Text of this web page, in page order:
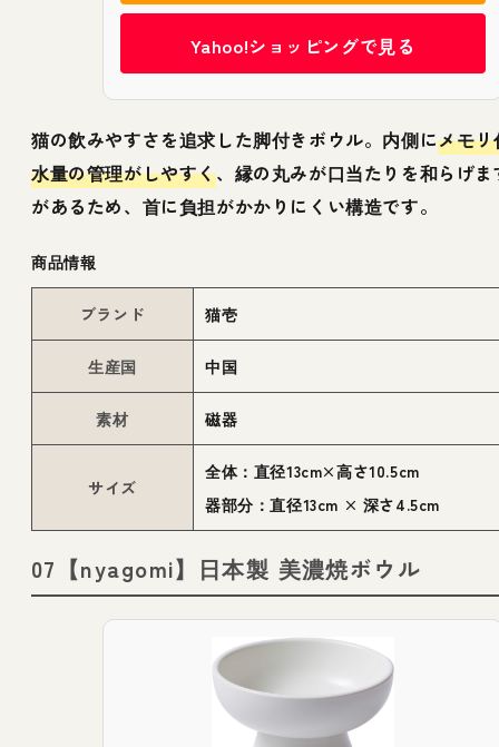
Yahoo!ショッピングで見る
猫の飲みやすさを追求した脚付きボウル。内側にメモ
水量の管理がしやすく、縁の丸みが口当たりを和らげ
があるため、首に負担がかかりにくい構造です。
商品情報
ブランド 猫壱
生産国 中国
素材 磁器
サイズ
全体：直径13cm×高さ10.5cm
器部分：直径13cm × 深さ4.5cm
07【nyagomi】日本製 美濃焼ボウル